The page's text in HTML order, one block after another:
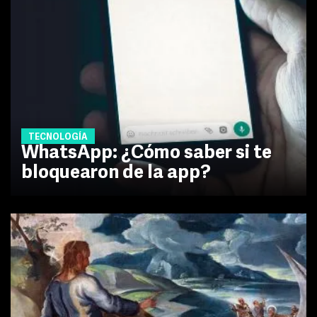
TECNOLOGÍA
WhatsApp: ¿Cómo saber si te
bloquearon de la app?